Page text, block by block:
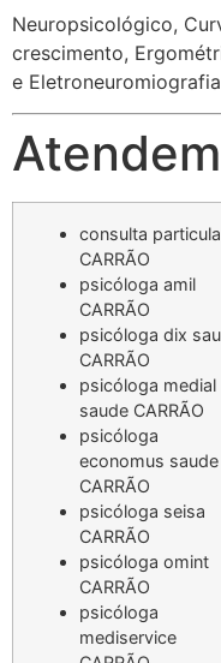
Neuropsicológico,
crescimento,
e
consulta
CARRÃO
psicóloga amil
CARRÃO
psicóloga dix
CARRÃO
psicóloga medial
saude CARRÃO
psicóloga
economus saude
CARRÃO
psicóloga seisa
CARRÃO
psicóloga omint
CARRÃO
psicóloga
mediservice